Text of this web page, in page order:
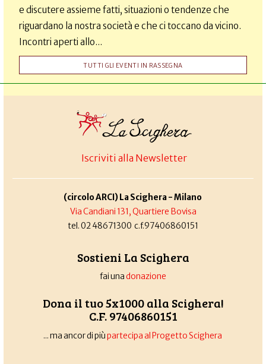
e discutere assieme fatti, situazioni o tendenze che
riguardano la nostra società e che ci toccano da vicino.
Incontri aperti allo...
TUTTI GLI EVENTI IN RASSEGNA
Iscriviti alla Newsletter
(circolo ARCI) La Scighera - Milano
Via Candiani 131, Quartiere Bovisa
tel. 02 48671300 c.f.97406860151
Sostieni La Scighera
fai unadonazione
Dona il tuo 5x1000 alla Scighera!
C.F. 97406860151
... ma ancor di piùpartecipa al Progetto Scighera